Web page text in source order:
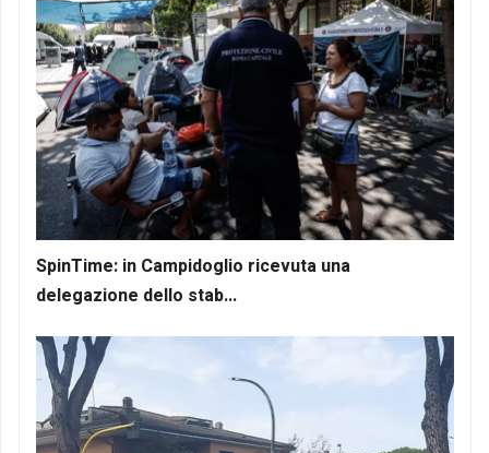
SpinTime: in Campidoglio ricevuta una
delegazione dello stab...